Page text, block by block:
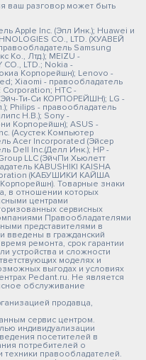
ваш разговор может быть
Apple Inc. (Эпл Инк.); Huawei и
CO., LTD. (ХУАВЕЙ
Samsung
Ко., Лтд.); MEIZU -
CO., LTD.; Nokia -
Корпорейшн); Lenovo -
Xiaomi - правообладатель
Corporation; HTC -
(Эйч-Ти-Си КОРПОРЕЙШН); LG -
Philips - правообладатель
Н.В.); Sony -
Корпорейшн); ASUS -
(Асустек Компьютер
Acer Incorporated (Эйсер
Dell Inc.(Делл Инк.); HP -
LLC (ЭйчПи Хьюлетт
KABUSHIKI KAISHA
(КАБУШИКИ КАЙША
Товарные знаки
в отношении которых
центрами
сервисных
Правообладателями
представителями в
введены в гражданский
ремонта, срок гарантии
устройства и сложности
моделях и
выгодах и условиях
Pedant.ru. Не является
обслуживание
продавца,
сервис центром.
индивидуализации
посетителей в
потребителей о
техники правообладателей.